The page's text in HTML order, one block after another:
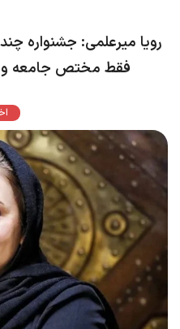
رویا میرعلمی: جشنواره
فقط مختص جامعه و